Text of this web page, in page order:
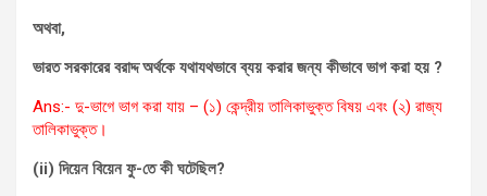
অথবা,
ভারত সরকারের বরাদ্দ অর্থকে যথাযথভাবে ব্যয় করার জন্য কীভাবে ভাগ করা হয় ?
Ans:- দু-ভাগে ভাগ করা যায় – (১) কেন্দ্রীয় তালিকাভুক্ত বিষয় এবং (২) রাজ্য
তালিকাভুক্ত।
(ii) দিয়েন বিয়েন ফু-তে কী ঘটেছিল?